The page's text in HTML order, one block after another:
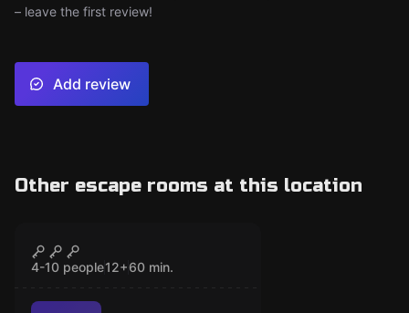
– leave the first review!
Add review
Other escape rooms at this location
Kernel: Bunker
4-10 people12+60 min.